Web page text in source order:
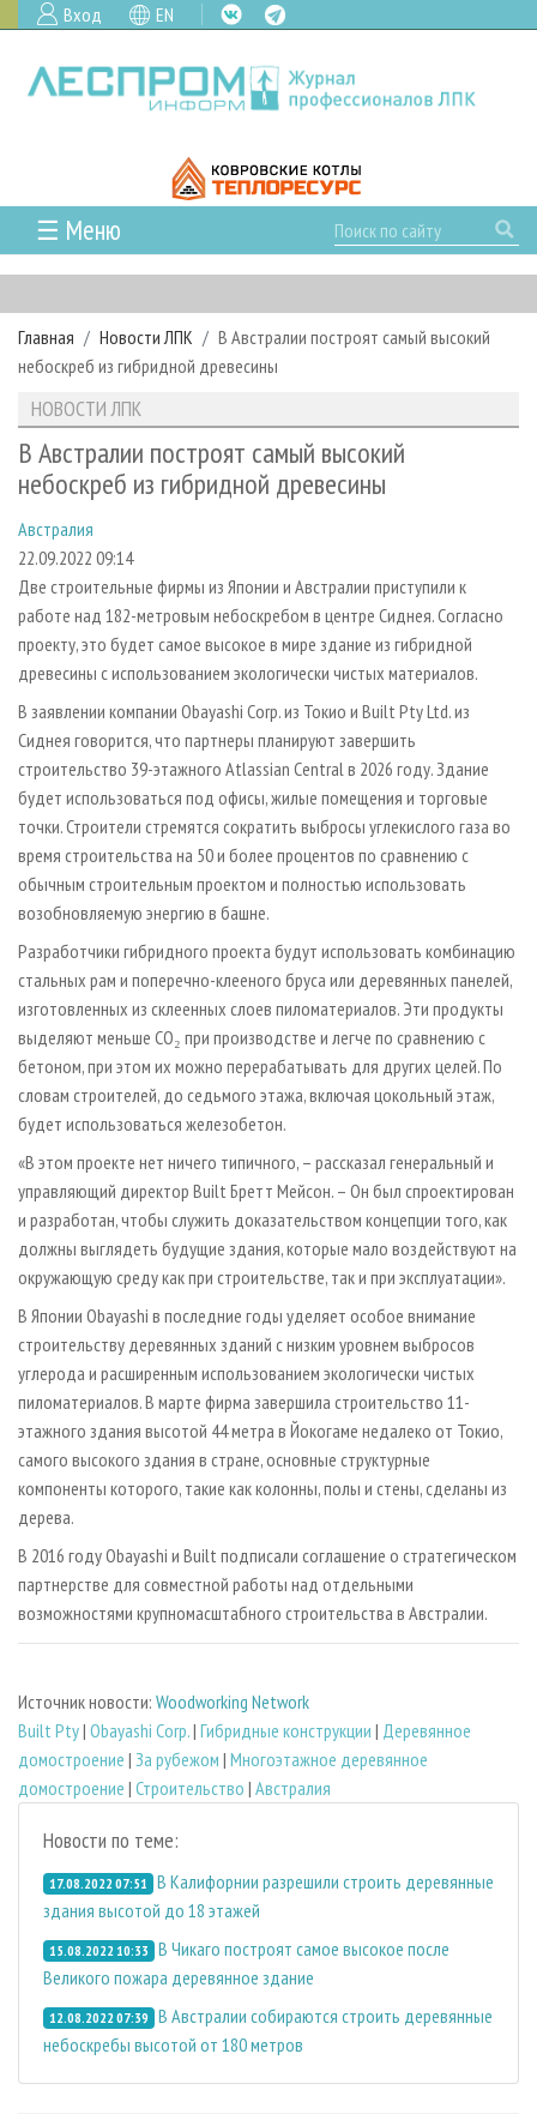
Вход EN
☰ Меню
ГЛАВНАЯ
РУБРИКИ И ТЕМЫ
РУБРИКИ ЖУРНАЛА
ЛЕСОЗАГОТОВКА
ЛЕСОПИЛЕНИЕ
СУШКА ДРЕВЕСИНЫ
ПРОИЗВОДСТВО ДРЕВЕСНЫХ ПЛИТ
ДЕРЕВЯННОЕ ДОМОСТРОЕНИЕ
ПРОИЗВОДСТВО МЕБЕЛИ
БИОЭНЕРГЕТИКА
ЦБП
ИНСТРУМЕНТ И МАТЕРИАЛЫ
НОВОСТИ
НОВОСТИ ЛПК
НОВОСТИ ЖУРНАЛА
ПРОЕКТЫ ЛПИ
АНАЛИТИКА
ПРЕДПРИЯТИЯ ЛПК
ПЕРСОНЫ
МОБИЛЬНЫЕ ВЫСТАВКИ
ОФИЦИАЛЬНЫЕ ДЕЛЕГАЦИИ
ПРИОРИТЕТНЫЕ ИНВЕСТПРОЕКТЫ
RUSSIAN FORESTRY REVIEW
ГАЗЕТА ЛЕСПРОМФОРУМ
БИБЛИОТЕКА СПЕЦИАЛИСТА
АРХИВ
АРХИВ ЖУРНАЛОВ
О ЖУРНАЛЕ
КОНТАКТЫ
РЕКЛАМОДАТЕЛЯМ
РЕКЛАМА
РЕКЛАМА НА САЙТЕ
Главная Новости ЛПК
В Австралии построят самый высокий
небоскреб из гибридной древесины
НОВОСТИ ЛПК
В Австралии построят самый высокий
небоскреб из гибридной древесины
Австралия
22.09.2022 09:14
Две строительные фирмы из Японии и Австралии приступили к
работе над 182-метровым небоскребом в центре Сиднея. Согласно
проекту, это будет самое высокое в мире здание из гибридной
древесины с использованием экологически чистых материалов.
В заявлении компании Obayashi Corp. из Токио и Built Pty Ltd. из
Сиднея говорится, что партнеры планируют завершить
строительство 39-этажного Atlassian Central в 2026 году. Здание
будет использоваться под офисы, жилые помещения и торговые
точки. Строители стремятся сократить выбросы углекислого газа во
время строительства на 50 и более процентов по сравнению с
обычным строительным проектом и полностью использовать
возобновляемую энергию в башне.
Разработчики гибридного проекта будут использовать комбинацию
стальных рам и поперечно-клееного бруса или деревянных панелей,
изготовленных из склеенных слоев пиломатериалов. Эти продукты
выделяют меньше CO₂ при производстве и легче по сравнению с
бетоном, при этом их можно перерабатывать для других целей. По
словам строителей, до седьмого этажа, включая цокольный этаж,
будет использоваться железобетон.
«В этом проекте нет ничего типичного, – рассказал генеральный и
управляющий директор Built Бретт Мейсон. – Он был спроектирован
и разработан, чтобы служить доказательством концепции того, как
должны выглядеть будущие здания, которые мало воздействуют на
окружающую среду как при строительстве, так и при эксплуатации».
В Японии Obayashi в последние годы уделяет особое внимание
строительству деревянных зданий с низким уровнем выбросов
углерода и расширенным использованием экологически чистых
пиломатериалов. В марте фирма завершила строительство 11-
этажного здания высотой 44 метра в Йокогаме недалеко от Токио,
самого высокого здания в стране, основные структурные
компоненты которого, такие как колонны, полы и стены, сделаны из
дерева.
В 2016 году Obayashi и Built подписали соглашение о стратегическом
партнерстве для совместной работы над отдельными
возможностями крупномасштабного строительства в Австралии.
Источник новости: Woodworking Network
Built Pty| Obayashi Corp.| Гибридные конструкции | Деревянное
домостроение | За рубежом | Многоэтажное деревянное
домостроение | Строительство | Австралия
Новости по теме:
17.08.2022 07:51 В Калифорнии разрешили строить деревянные
здания высотой до 18 этажей
15.08.2022 10:33 В Чикаго построят самое высокое после
Великого пожара деревянное здание
12.08.2022 07:39 В Австралии собираются строить деревянные
небоскребы высотой от 180 метров